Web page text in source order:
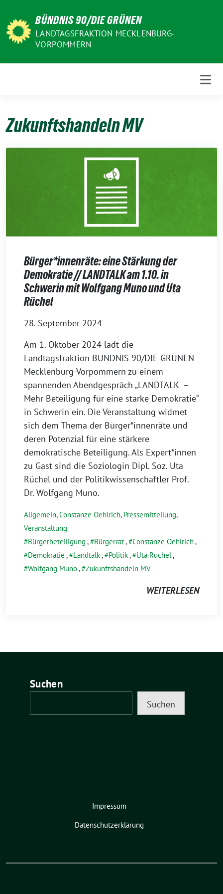
zum
Inhalt
BÜNDNIS 90/DIE GRÜNEN
LANDTAGSFRAKTION MECKLENBURG-
VORPOMMERN
Zukunftshandeln MV
Bürger*innenräte: eine Stärkung der
Demokratie // LANDTALK am 1.10. in
Schwerin mit Wolfgang Muno und Uta
Rüchel
28. September 2024
Am 1. Oktober 2024 lädt die
Landtagsfraktion BÜNDNIS 90/DIE GRÜNEN
Mecklenburg-Vorpommern zu einem
spannenden Abendgespräch „LANDTALK –
Mehr Beteiligung für eine starke Demokratie“
in Schwerin ein. Die Veranstaltung widmet
sich dem Thema der Bürger*innenräte und
deren Potenzial für eine stärkere
demokratische Beteiligung. Als Expert*innen
zu Gast sind die Soziologin Dipl. Soz. Uta
Rüchel und der Politikwissenschaftler Prof.
Dr. Wolfgang Muno.
Allgemein,Constanze Oehlrich, Pressemitteilung,
Veranstaltung
Bürgerbeteiligung , Bürgerrat, Constanze Oehlrich,
Demokratie , Landtalk, Politik, Uta Rüchel,
Wolfgang Muno, Zukunftshandeln MV
WEITERLESEN
Suchen
Suchen
Impressum
Datenschutzerklärung